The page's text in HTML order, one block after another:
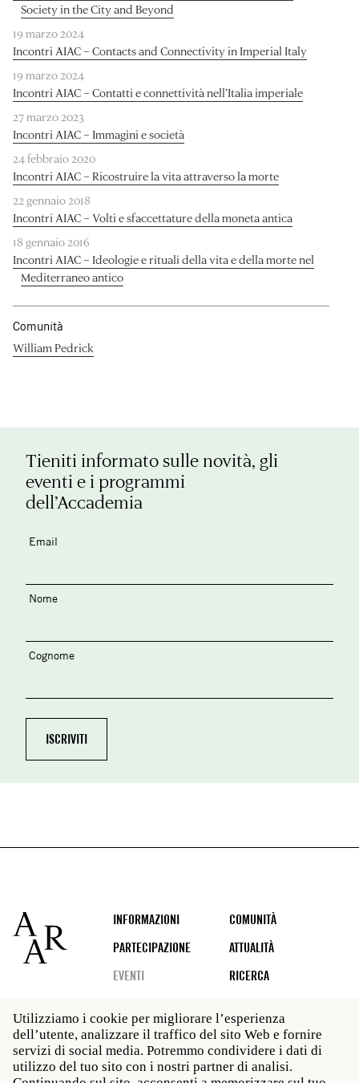
Society in the City and Beyond
19 marzo 2024
Incontri AIAC – Contacts and Connectivity in Imperial Italy
19 marzo 2024
Incontri AIAC – Contatti e connettività nell’Italia imperiale
27 marzo 2023
Incontri AIAC – Immagini e società
24 febbraio 2020
Incontri AIAC – Ricostruire la vita attraverso la morte
22 gennaio 2018
Incontri AIAC – Volti e sfaccettature della moneta antica
18 gennaio 2016
Incontri AIAC – Ideologie e rituali della vita e della morte nel
Mediterraneo antico
Comunità
William Pedrick
Tieniti informato sulle novità, gli
eventi e i programmi
dell’Accademia
Email
Nome
Cognome
Footer
INFORMAZIONI
COMUNITÀ
PARTECIPAZIONE
ATTUALITÀ
EVENTI
RICERCA
Social
media
Roma: Via Angelo Masina 5 00153 Roma ITALIA · t 39
Utilizziamo i cookie per migliorare l’esperienza
dell’utente, analizzare il traffico del sito Web e fornire
servizi di social media. Potremmo condividere i dati di
utilizzo del tuo sito con i nostri partner di analisi.